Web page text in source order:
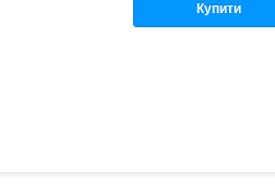
Купити